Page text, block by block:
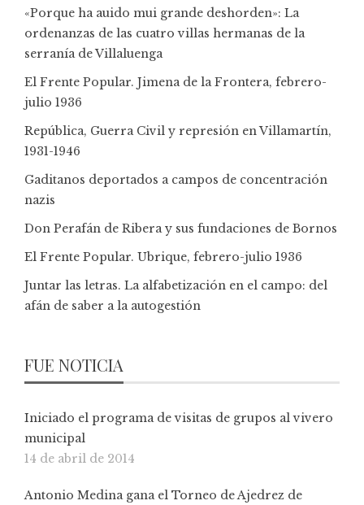
«Porque ha auido mui grande deshorden»: La
ordenanzas de las cuatro villas hermanas de la
serranía de Villaluenga
El Frente Popular. Jimena de la Frontera, febrero-
julio 1936
República, Guerra Civil y represión en Villamartín,
1931-1946
Gaditanos deportados a campos de concentración
nazis
Don Perafán de Ribera y sus fundaciones de Bornos
El Frente Popular. Ubrique, febrero-julio 1936
Juntar las letras. La alfabetización en el campo: del
afán de saber a la autogestión
FUE NOTICIA
Iniciado el programa de visitas de grupos al vivero
municipal
14 de abril de 2014
Antonio Medina gana el Torneo de Ajedrez de